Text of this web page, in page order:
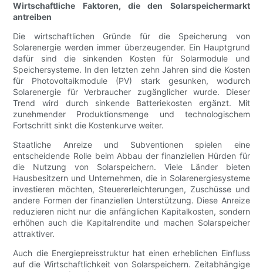
Wirtschaftliche Faktoren, die den Solarspeichermarkt
antreiben
Die wirtschaftlichen Gründe für die Speicherung von
Solarenergie werden immer überzeugender. Ein Hauptgrund
dafür sind die sinkenden Kosten für Solarmodule und
Speichersysteme. In den letzten zehn Jahren sind die Kosten
für Photovoltaikmodule (PV) stark gesunken, wodurch
Solarenergie für Verbraucher zugänglicher wurde. Dieser
Trend wird durch sinkende Batteriekosten ergänzt. Mit
zunehmender Produktionsmenge und technologischem
Fortschritt sinkt die Kostenkurve weiter.
Staatliche Anreize und Subventionen spielen eine
entscheidende Rolle beim Abbau der finanziellen Hürden für
die Nutzung von Solarspeichern. Viele Länder bieten
Hausbesitzern und Unternehmen, die in Solarenergiesysteme
investieren möchten, Steuererleichterungen, Zuschüsse und
andere Formen der finanziellen Unterstützung. Diese Anreize
reduzieren nicht nur die anfänglichen Kapitalkosten, sondern
erhöhen auch die Kapitalrendite und machen Solarspeicher
attraktiver.
Auch die Energiepreisstruktur hat einen erheblichen Einfluss
auf die Wirtschaftlichkeit von Solarspeichern. Zeitabhängige